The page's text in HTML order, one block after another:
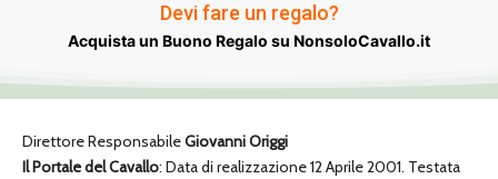
Devi fare un regalo?
Acquista un Buono Regalo su NonsoloCavallo.it
Direttore ResponsabileGiovanni Origgi
Il Portale del Cavallo: Data di realizzazione 12 Aprile 2001. Testata